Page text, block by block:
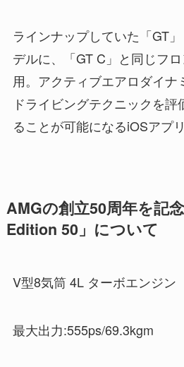
ラインナップしていた「GT
デルに、「GT C」と同じフ
用。アクティブエアロダイナ
ドライビングテクニックを
ることが可能になるiOSアプリ
AMGの創立50周年を記
Edition 50」について
V型8気筒 4L ターボエンジン
最大出力:555ps/69.3kgm